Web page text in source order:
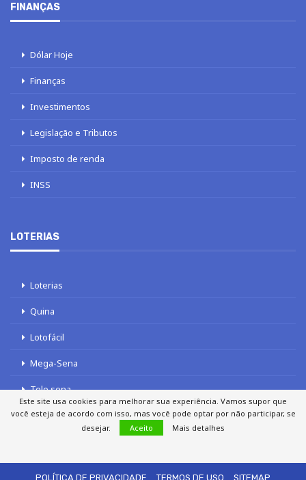
FINANÇAS
Dólar Hoje
Finanças
Investimentos
Legislação e Tributos
Imposto de renda
INSS
LOTERIAS
Loterias
Quina
Lotofácil
Mega-Sena
Tele sena
POLÍTICA DE PRIVACIDADE
TERMOS DE USO SITEMAP
Este site usa cookies para melhorar sua experiência. Vamos supor que
você esteja de acordo com isso, mas você pode optar por não participar, se
desejar.
Aceito Mais detalhes